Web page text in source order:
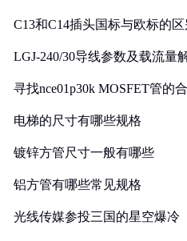
C13和C14插头国标与欧标的
LGJ-240/30导线参数及载流量
寻找nce01p30k MOSFET管的
电梯的尺寸有哪些规格
镀锌方管尺寸一般有哪些
铝方管有哪些常见规格
光线传媒参投三国的星空爆冷